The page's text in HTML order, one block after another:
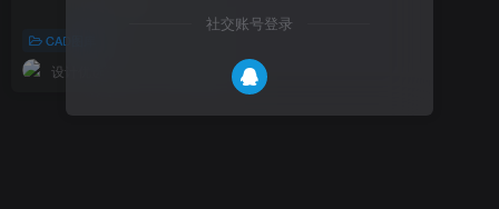
CAD图库
设计优选官
社交账号登录